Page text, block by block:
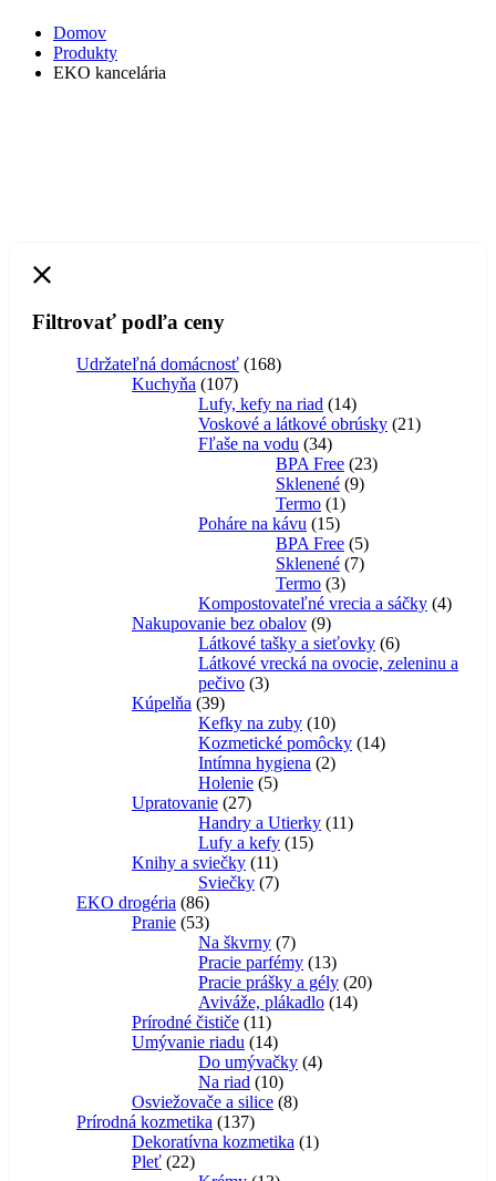
Domov
Produkty
EKO kancelária
Filtrovať podľa ceny
Udržateľná domácnosť 168168
Kuchyňa 107107
produktov
Lufy, kefy na riad 1414
produktov
Voskové a látkové obrúsky 2121
Fľaše na vodu 3434
produktov
BPA Free 2323
Sklenené 99
Termo 11
produkt
Poháre na kávu 1515
produktov
BPA Free 55
produktov
Sklenené 77
Termo 33
produkty
Kompostovateľné vrecia a sáčky 44
Nakupovanie bez obalov 99
produktov
Látkové tašky a sieťovky 66
produktov
Látkové vrecká na ovocie, zeleninu a
pečivo 33
Kúpelňa 3939
produktov
Kefky na zuby 1010
produktov
Kozmetické pomôcky 1414
Intímna hygiena 22
Holenie 55
Upratovanie 2727
produktov
Handry a Utierky 1111
Lufy a kefy 1515
Knihy a sviečky 1111
produktov
Sviečky 77
EKO drogéria 8686
produktov
Pranie 5353
produktov
Na škvrny 77
produktov
Pracie parfémy 1313
produktov
Pracie prášky a gély 2020
Aviváže, plákadlo 1414
Prírodné čističe 1111
produktov
Umývanie riadu 1414
produktov
Do umývačky 44
Na riad 1010
produktov
Osviežovače a silice 88
Prírodná kozmetika 137137
produktov
Dekoratívna kozmetika 11
Pleť 2222